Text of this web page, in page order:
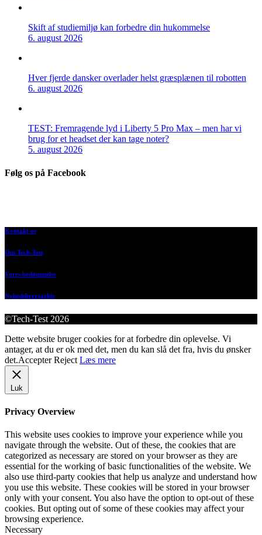
Skift af studiemiljø kan forbedre din hukommelse
6. august 2026
Hver fjerde dansker overlader helst græsplænen til robotten
6. august 2026
TEST: Fremragende lyd i Liberty 5 Pro Max – men har vi
brug for et headset der kan tage noter?
5. august 2026
Følg os på Facebook
Kontakt os
Om Tech-Test
Vores bedømmelse
Nyhedsbrevsarkiv
©Tech-Test 2026
Dette website bruger cookies for at forbedre din oplevelse. Vi
antager, at du er ok med det, men du kan slå det fra, hvis du ønsker
det.Accepter Reject Læs mere
Luk
Privacy Overview
This website uses cookies to improve your experience while you
navigate through the website. Out of these, the cookies that are
categorized as necessary are stored on your browser as they are
essential for the working of basic functionalities of the website. We
also use third-party cookies that help us analyze and understand how
you use this website. These cookies will be stored in your browser
only with your consent. You also have the option to opt-out of these
cookies. But opting out of some of these cookies may affect your
browsing experience.
Necessary